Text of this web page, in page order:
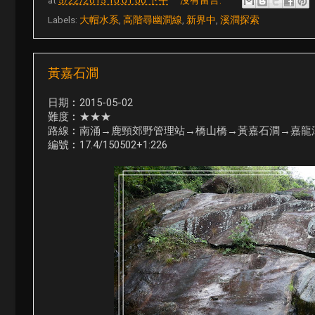
Labels: 大帽水系 高階尋幽澗線 新界中 溪澗探索
黃嘉石澗
日期︰2015-05-02
難度︰★★★
路線︰南涌→鹿頸郊野管理站→橋山橋→黃嘉石澗→嘉
編號︰17.4/150502+1:226